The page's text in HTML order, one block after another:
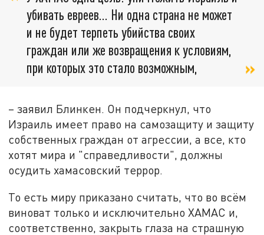
убивать евреев... Ни одна страна не может
и не будет терпеть убийства своих
граждан или же возвращения к условиям,
при которых это стало возможным,
– заявил Блинкен. Он подчеркнул, что
Израиль имеет право на самозащиту и защиту
собственных граждан от агрессии, а все, кто
хотят мира и "справедливости", должны
осудить хамасовский террор.
То есть миру приказано считать, что во всём
виноват только и исключительно ХАМАС и,
соответственно, закрыть глаза на страшную